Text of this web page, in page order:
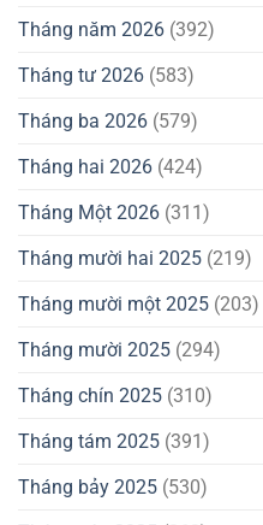
Tháng năm 2026 (392)
Tháng tư 2026 (583)
Tháng ba 2026 (579)
Tháng hai 2026 (424)
Tháng Một 2026 (311)
Tháng mười hai 2025 (219)
Tháng mười một 2025 (203)
Tháng mười 2025 (294)
Tháng chín 2025 (310)
Tháng tám 2025 (391)
Tháng bảy 2025 (530)